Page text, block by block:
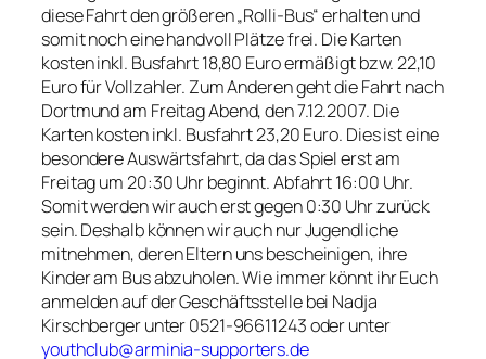
diese Fahrt den größeren „Rolli-Bus“ erhalten und
somit noch eine handvoll Plätze frei. Die Karten
kosten inkl. Busfahrt 18,80 Euro ermäßigt bzw. 22,10
Euro für Vollzahler. Zum Anderen geht die Fahrt nach
Dortmund am Freitag Abend, den 7.12.2007. Die
Karten kosten inkl. Busfahrt 23,20 Euro. Dies ist eine
besondere Auswärtsfahrt, da das Spiel erst am
Freitag um 20:30 Uhr beginnt. Abfahrt 16:00 Uhr.
Somit werden wir auch erst gegen 0:30 Uhr zurück
sein. Deshalb können wir auch nur Jugendliche
mitnehmen, deren Eltern uns bescheinigen, ihre
Kinder am Bus abzuholen. Wie immer könnt ihr Euch
anmelden auf der Geschäftsstelle bei Nadja
Kirschberger unter 0521-96611243 oder unter
youthclub@arminia-supporters.de